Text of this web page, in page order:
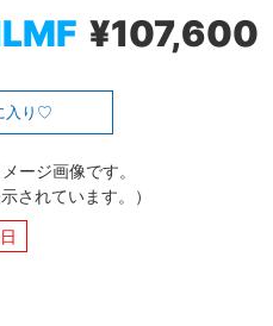
¥107,600
入り
ージ画像です。
されています。）